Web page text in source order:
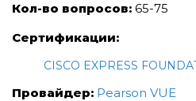
Кол-во вопросов: 65-75
Сертификации:
CISCO EXPRESS
Провайдер: Pearson VUE